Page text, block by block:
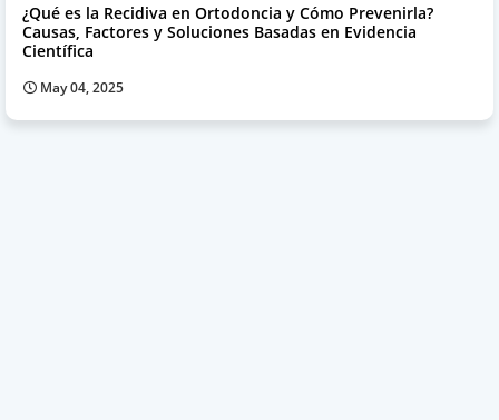
¿Qué es la Recidiva en Ortodoncia y Cómo Prevenirla?
Causas, Factores y Soluciones Basadas en Evidencia
Científica
May 04, 2025